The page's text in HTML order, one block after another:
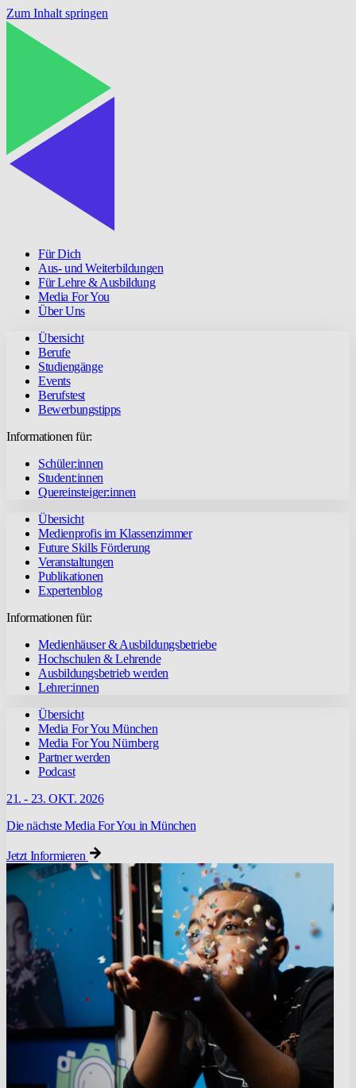
Zum Inhalt springen
Für Dich
Aus- und Weiterbildungen
Für Lehre & Ausbildung
Media For You
Über Uns
Übersicht
Berufe
Studiengänge
Events
Berufstest
Bewerbungstipps
Informationen für:
Schüler:innen
Student:innen
Quereinsteiger:innen
Übersicht
Medienprofis im Klassenzimmer
Future Skills Förderung
Veranstaltungen
Publikationen
Expertenblog
Informationen für:
Medienhäuser & Ausbildungsbetriebe
Hochschulen & Lehrende
Ausbildungsbetrieb werden
Lehrer:innen
Übersicht
Media For You München
Media For You Nürnberg
Partner werden
Podcast
21. - 23. OKT. 2026
Die nächste Media For You in München
Jetzt Informieren